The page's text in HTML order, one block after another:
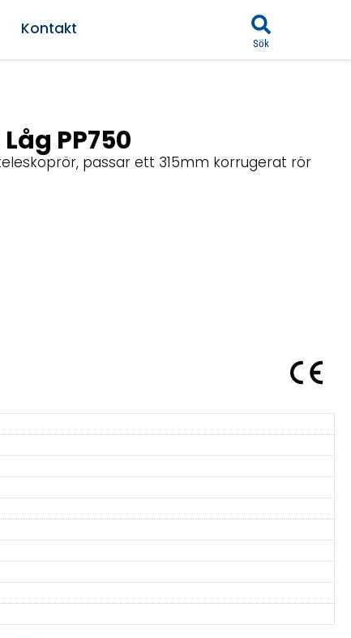
Kontakt
Sök
PP750
passar ett 315mm korrugerat rör